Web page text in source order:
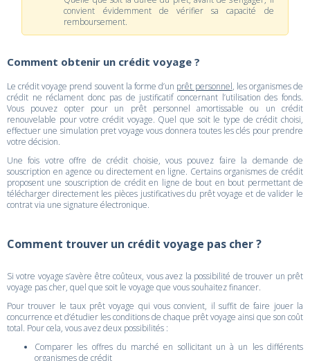
convient évidemment de vérifier sa capacité de
remboursement.
Comment obtenir un crédit voyage ?
Le crédit voyage prend souvent la forme d’un prêt personnel, les organismes de
crédit ne réclament donc pas de justificatif concernant l’utilisation des fonds.
Vous pouvez opter pour un prêt personnel amortissable ou un crédit
renouvelable pour votre crédit voyage. Quel que soit le type de crédit choisi,
effectuer une simulation pret voyage vous donnera toutes les clés pour prendre
votre décision.
Une fois votre offre de crédit choisie, vous pouvez faire la demande de
souscription en agence ou directement en ligne. Certains organismes de crédit
proposent une souscription de crédit en ligne de bout en bout permettant de
télécharger directement les pièces justificatives du prêt voyage et de valider le
contrat via une signature électronique.
Comment trouver un crédit voyage pas cher ?
Si votre voyage s’avère être coûteux, vous avez la possibilité de trouver un prêt
voyage pas cher, quel que soit le voyage que vous souhaitez financer.
Pour trouver le taux prêt voyage qui vous convient, il suffit de faire jouer la
concurrence et d’étudier les conditions de chaque prêt voyage ainsi que son coût
total. Pour cela, vous avez deux possibilités :
Comparer les offres du marché en sollicitant un à un les différents
organismes de crédit